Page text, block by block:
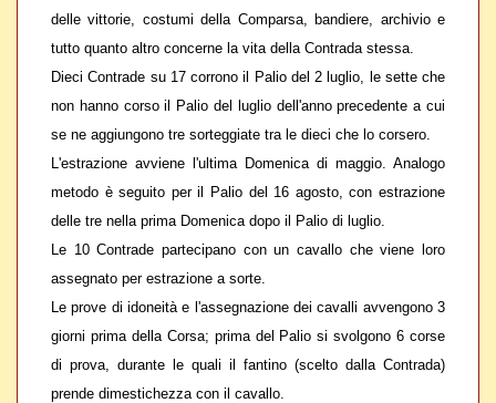
delle vittorie, costumi della Comparsa, bandiere, archivio e
tutto quanto altro concerne la vita della Contrada stessa.
Dieci Contrade su 17 corrono il Palio del 2 luglio, le sette che
non hanno corso il Palio del luglio dell'anno precedente a cui
se ne aggiungono tre sorteggiate tra le dieci che lo corsero.
L'estrazione avviene l'ultima Domenica di maggio. Analogo
metodo è seguito per il Palio del 16 agosto, con estrazione
delle tre nella prima Domenica dopo il Palio di luglio.
Le 10 Contrade partecipano con un cavallo che viene loro
assegnato per estrazione a sorte.
Le prove di idoneità e l'assegnazione dei cavalli avvengono 3
giorni prima della Corsa; prima del Palio si svolgono 6 corse
di prova, durante le quali il fantino (scelto dalla Contrada)
prende dimestichezza con il cavallo.